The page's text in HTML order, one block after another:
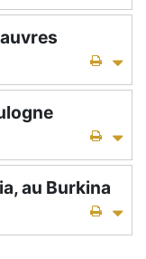
au Burkina